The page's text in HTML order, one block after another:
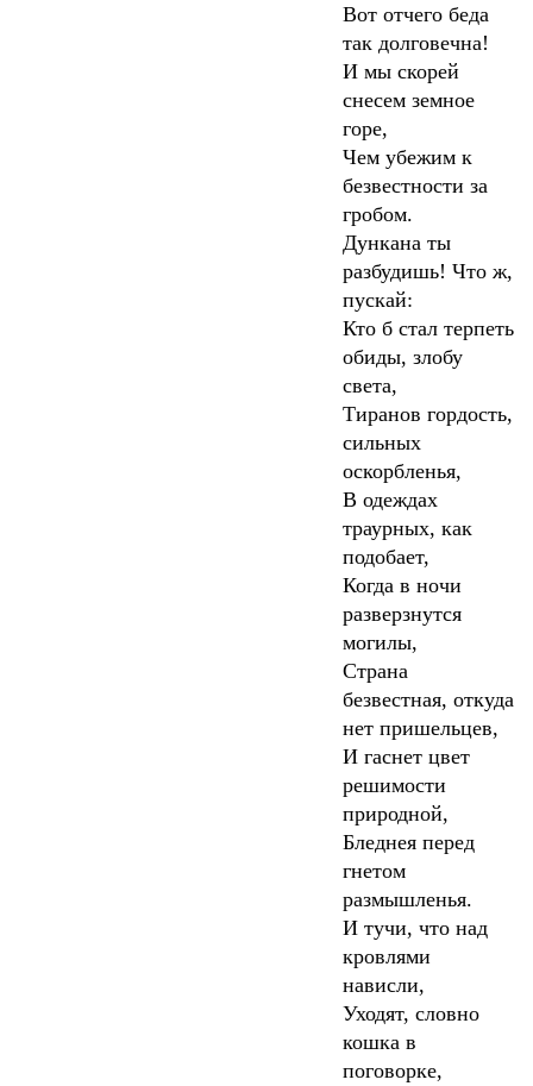
Вот отчего беда
так долговечна!
И мы скорей
снесем земное
горе,
Чем убежим к
безвестности за
гробом.
Дункана ты
разбудишь! Что ж,
пускай:
Кто б стал терпеть
обиды, злобу
света,
Тиранов гордость,
сильных
оскорбленья,
В одеждах
траурных, как
подобает,
Когда в ночи
разверзнутся
могилы,
Страна
безвестная, откуда
нет пришельцев,
И гаснет цвет
решимости
природной,
Бледнея перед
гнетом
размышленья.
И тучи, что над
кровлями
нависли,
Уходят, словно
кошка в
поговорке,